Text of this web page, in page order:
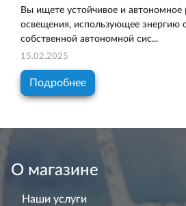
Вы ищете устойчивое и автономное
освещения, использующее энергию
собственной автономной сис...
15.02.2025
Подробнее
О магазине
Наши услуги